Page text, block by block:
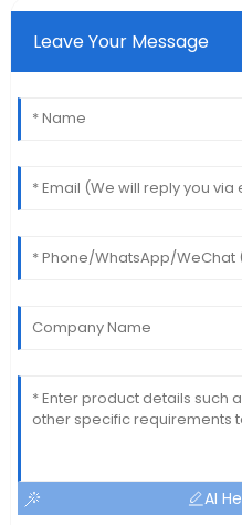
Leave Your Message
AI